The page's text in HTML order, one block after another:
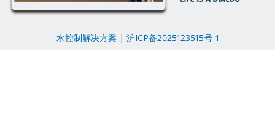
水控制解决方案 | 沪ICP备2025123515号-1